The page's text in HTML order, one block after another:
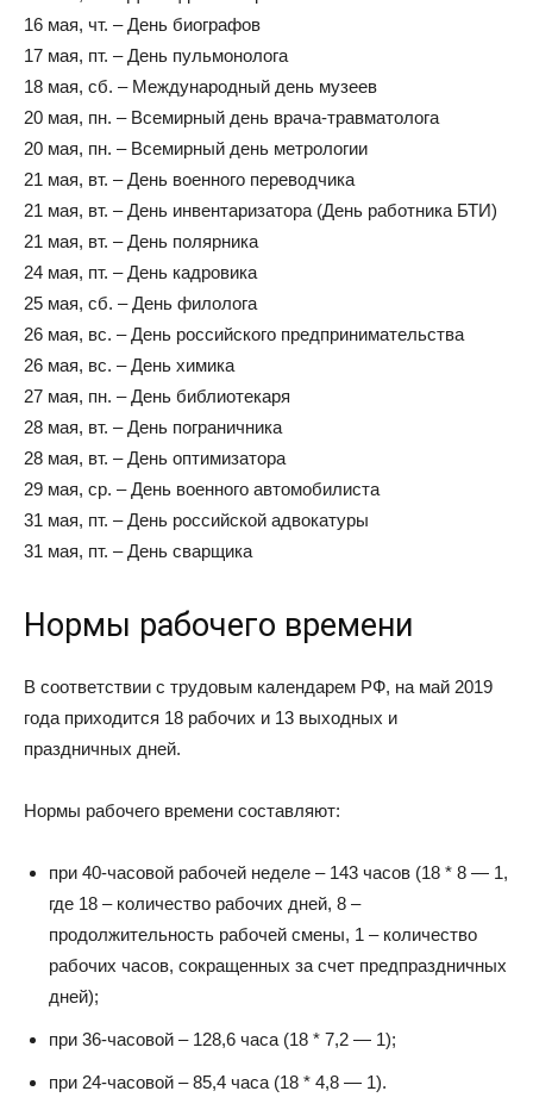
16 мая, чт. – День биографов
17 мая, пт. – День пульмонолога
18 мая, сб. – Международный день музеев
20 мая, пн. – Всемирный день врача-травматолога
20 мая, пн. – Всемирный день метрологии
21 мая, вт. – День военного переводчика
21 мая, вт. – День инвентаризатора (День работника БТИ)
21 мая, вт. – День полярника
24 мая, пт. – День кадровика
25 мая, сб. – День филолога
26 мая, вс. – День российского предпринимательства
26 мая, вс. – День химика
27 мая, пн. – День библиотекаря
28 мая, вт. – День пограничника
28 мая, вт. – День оптимизатора
29 мая, ср. – День военного автомобилиста
31 мая, пт. – День российской адвокатуры
31 мая, пт. – День сварщика
Нормы рабочего времени
В соответствии с трудовым календарем РФ, на май 2019
года приходится 18 рабочих и 13 выходных и
праздничных дней.
Нормы рабочего времени составляют:
при 40-часовой рабочей неделе – 143 часов (18 * 8 — 1,
где 18 – количество рабочих дней, 8 –
продолжительность рабочей смены, 1 – количество
рабочих часов, сокращенных за счет предпраздничных
дней);
при 36-часовой – 128,6 часа (18 * 7,2 — 1);
при 24-часовой – 85,4 часа (18 * 4,8 — 1).